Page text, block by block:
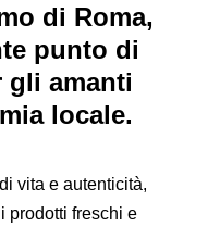
di Roma,
punto di
gli amanti
locale.
vita e autenticità,
prodotti freschi e